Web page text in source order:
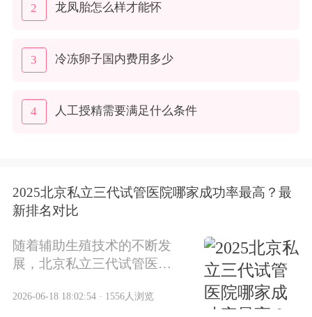
2 龙凤胎怎么样才能怀
3 冷冻卵子国内费用多少
4 人工授精需要满足什么条件
2025北京私立三代试管医院哪家成功率最高？最
新排名对比
随着辅助生殖技术的不断发
展，北京私立三代试管医院
局。对于有生育需求的家庭
2026-06-18 18:02:54 · 1556人浏览